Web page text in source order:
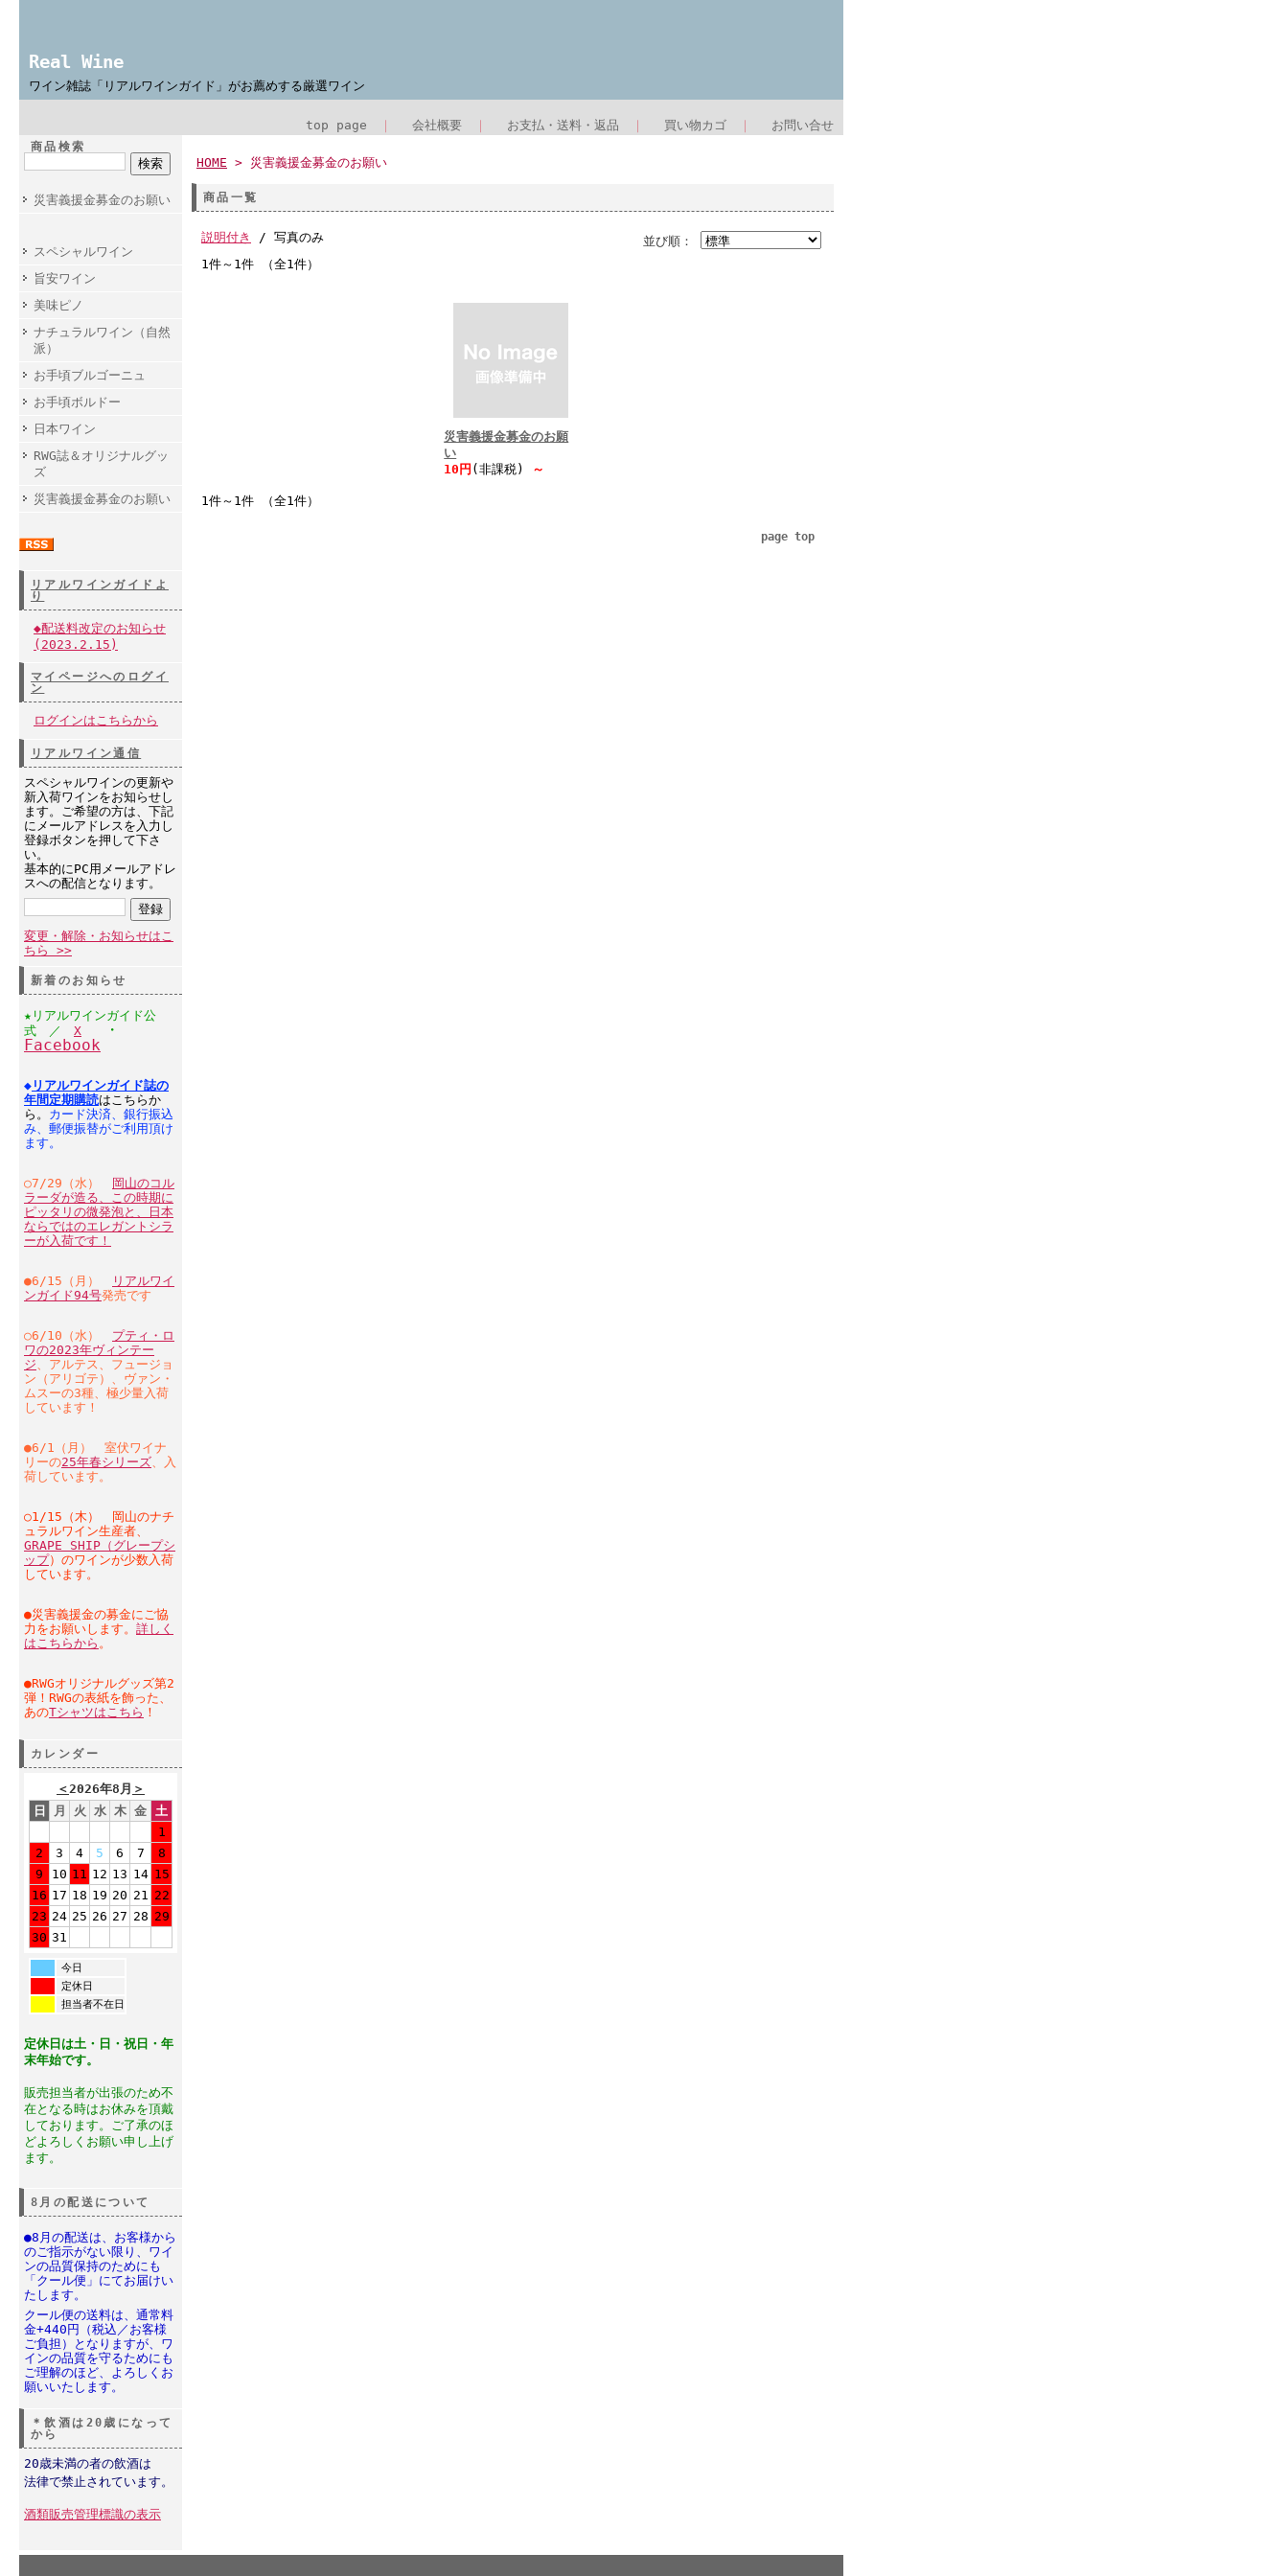
Real Wine
ワイン雑誌「リアルワインガイド」がお薦めする厳選ワイン
top page 会社概要 お支払・送料・返品 買い物カゴ お問い合せ
商品検索
災害義援金募金のお願い
スペシャルワイン
旨安ワイン
美味ピノ
ナチュラルワイン（自然
派）
お手頃ブルゴーニュ
お手頃ボルドー
日本ワイン
RWG誌＆オリジナルグッ
ズ
災害義援金募金のお願い
リアルワインガイドよ
り
◆配送料改定のお知らせ
(2023.2.15)
マイページへのログイ
ン
ログインはこちらから
リアルワイン通信
スペシャルワインの更新や
新入荷ワインをお知らせし
ます。ご希望の方は、下記
にメールアドレスを入力し
登録ボタンを押して下さ
い。
基本的にPC用メールアドレ
スへの配信となります。
変更・解除・お知らせはこ
ちら >>
新着のお知らせ
★リアルワインガイド公
式 ／ X
・
Facebook
◆ リアルワインガイド誌の
年間定期購読はこちらか
ら。 カード決済、銀行振込
み、郵便振替がご利用頂け
ます。
○7/29（水）
岡山のコル
ラーダが造る、この時期に
ピッタリの微発泡と、日本
ならではのエレガントシラ
ーが入荷です！
●6/15（月）
リアルワイ
ンガイド94号発売です
○6/10（水） プティ・ロ
ワの2023年ヴィンテー
ジ、アルテス、フュージョ
ン（アリゴテ）、ヴァン・
ムスーの3種、極少量入荷
しています！
●6/1（月） 室伏ワイナ
リーの25年春シリーズ、入
荷しています。
○1/15（木） 岡山のナチ
ュラルワイン生産者、
GRAPE SHIP（グレープシ
ップ）のワインが少数入荷
しています。
●災害義援金の募金にご協
力をお願いします。 詳しく
はこちらから 。
●RWGオリジナルグッズ第2
弾！RWGの表紙を飾った、
あのTシャツはこちら ！
カレンダー
＜2026年8月 ＞
日
月 火 水 木 金 土
1
2
3 4 5 6 7
8
9
10 11 12 13 14 15
16 17 18 19 20 21 22
23 24 25 26 27 28 29
30 31
今日
定休日
担当者不在日
定休日は土・日・祝日・年
末年始です。
販売担当者が出張のため不
在となる時はお休みを頂戴
しております。ご了承のほ
どよろしくお願い申し上げ
ます。
8月の配送について
●8月の配送は、お客様から
のご指示がない限り、ワイ
ンの品質保持のためにも
「クール便」にてお届けい
たします。
クール便の送料は、通常料
金+440円（税込／お客様
ご負担）となりますが、ワ
インの品質を守るためにも
ご理解のほど、よろしくお
願いいたします。
＊飲酒は20歳になって
から
20歳未満の者の飲酒は
法律で禁止されています。
酒類販売管理標識の表示
HOME > 災害義援金募金のお願い
商品一覧
並び順：
説明付き
/ 写真のみ
1件～1件 （全1件）
災害義援金募金のお願
い
10円 (非課税) ～
1件～1件 （全1件）
page top